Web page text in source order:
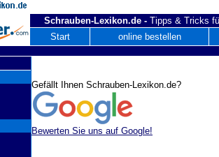
Schrauben-Lexikon.de - Tipps & Tricks
Start
online bestellen
Gefällt Ihnen Schrauben-Lexikon.de?
Bewerten Sie uns auf Google!